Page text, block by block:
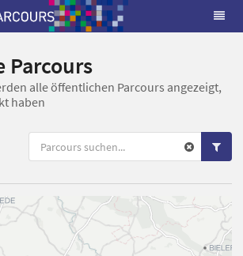
Parcours
alle öffentlichen Parcours angezeigt,
haben